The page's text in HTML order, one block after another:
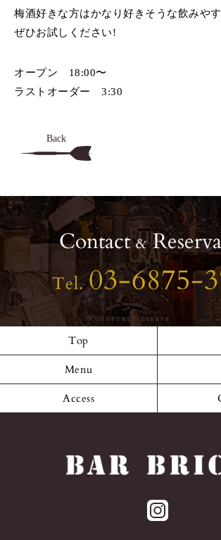
梅酒好きな方はかなり好きそうな飲みや
ぜひお試しください!
オープン 18:00〜
ラストオーダー 3:30
Back
Contact&
Tel.03-6875-
Top
Menu
Access